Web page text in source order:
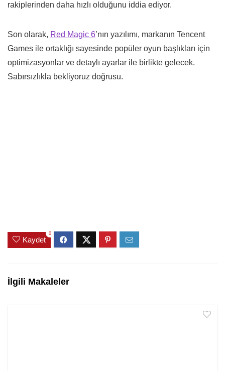
rakiplerinden daha hızlı olduğunu iddia ediyor.
Son olarak, Red Magic 6’nın yazılımı, markanın Tencent
Games ile ortaklığı sayesinde popüler oyun başlıkları için
optimizasyonlar ve detaylı ayarlar ile birlikte gelecek.
Sabırsızlıkla bekliyoruz doğrusu.
Kaydet
0
İlgili Makaleler